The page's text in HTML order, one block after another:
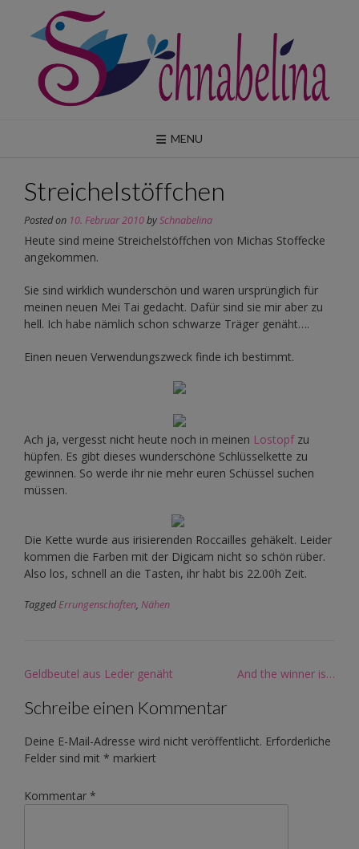
content
MENU
Streichelstöffchen
Posted on 10. Februar 2010bySchnabelina
Heute sind meine Streichelstöffchen von Michas Stoffecke
angekommen.
Sie sind wirklich wunderschön und waren ursprünglich für
meinen neuen Mei Tai gedacht. Dafür sind sie mir aber zu
hell. Ich habe nämlich schon schwarze Träger genäht….
Einen neuen Verwendungszweck finde ich bestimmt.
Ach ja, vergesst nicht heute noch in meinen Lostopfzu
hüpfen. Es gibt dieses wunderschöne Schlüsselkette zu
gewinnen. So werde ihr nie mehr euren Schüssel suchen
müssen.
Die Kette wurde aus irisierenden Roccailles gehäkelt. Leider
kommen die Farben mit der Digicam nicht so schön rüber.
Also los, schnell an die Tasten, ihr habt bis 22.00h Zeit.
TaggedErrungenschaften, Nähen
Post
Geldbeutel aus Leder genäht And the winner is…
Schreibe einen Kommentar
Deine E-Mail-Adresse wird nicht veröffentlicht. Erforderliche
Felder sind mit * markiert
Kommentar *